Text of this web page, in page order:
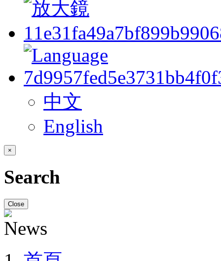
中文
English
×
Search
Close